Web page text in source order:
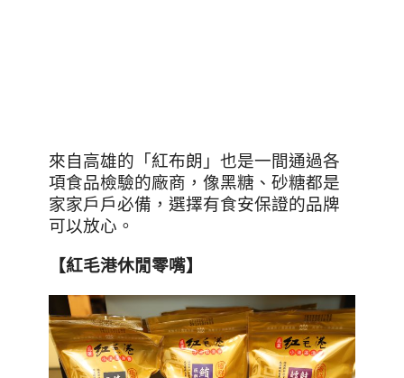
來自高雄的「紅布朗」也是一間通過各
項食品檢驗的廠商，像黑糖、砂糖都是
家家戶戶必備，選擇有食安保證的品牌
可以放心。
【紅毛港休閒零嘴】